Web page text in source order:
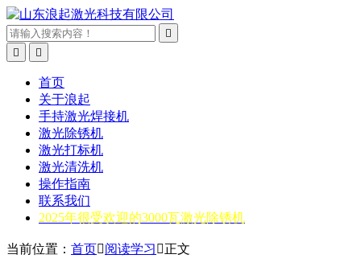



首页
关于浪起
手持激光焊接机
激光除锈机
激光打标机
激光清洗机
操作指南
联系我们
2025年很受欢迎的3000瓦激光除锈机
当前位置： 首页阅读学习 正文